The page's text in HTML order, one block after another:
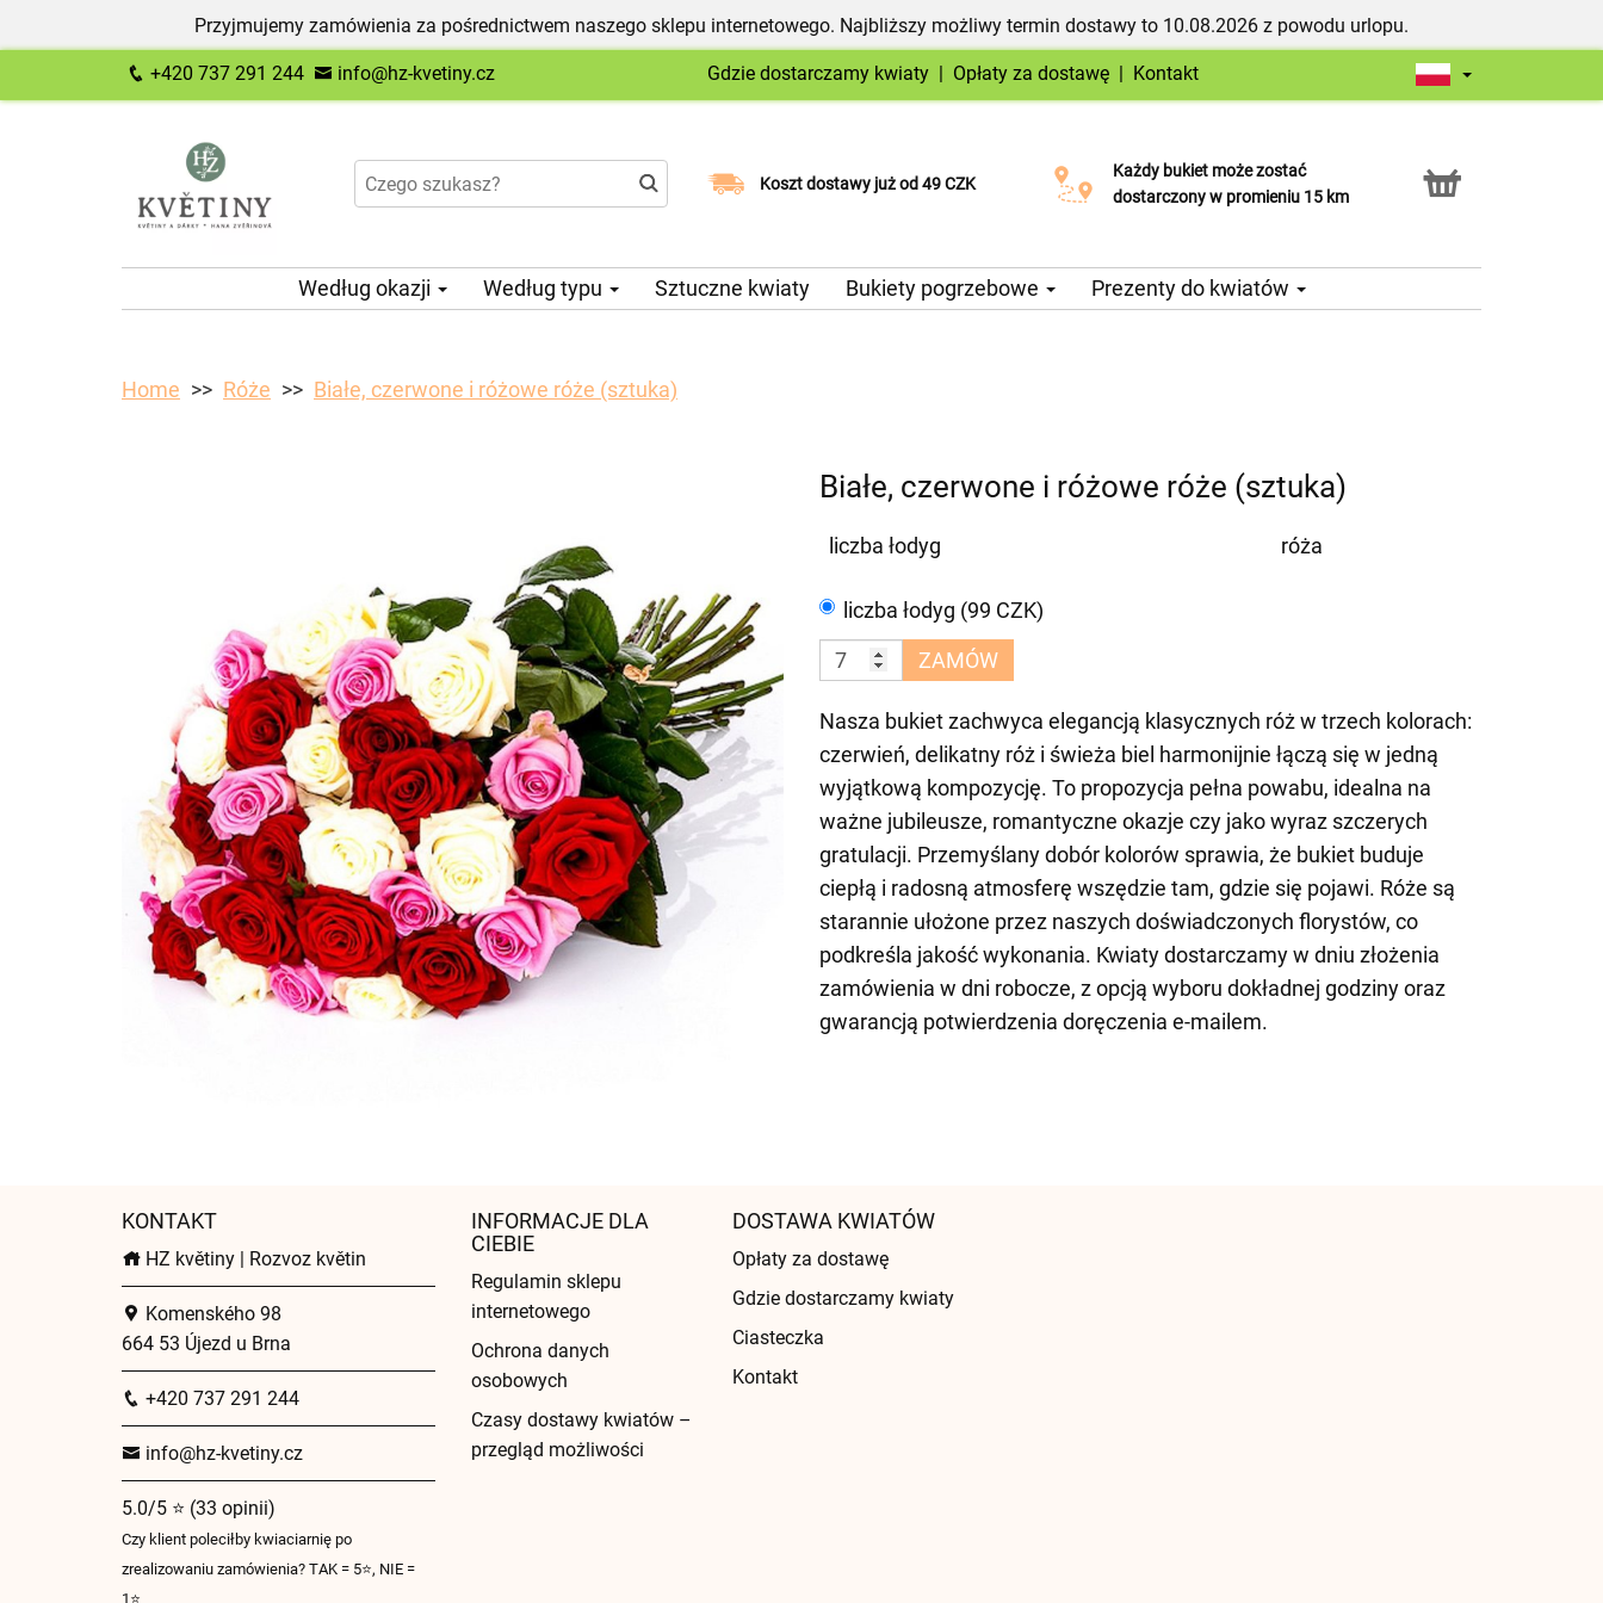
Przyjmujemy zamówienia za pośrednictwem naszego sklepu internetowego. Najbliższy możliwy termin dostawy to 10.08.2026 z powodu urlopu.
+420 737 291 244 info@hz-kvetiny.cz Gdzie dostarczamy kwiaty | Opłaty za dostawę | Kontakt
Koszt dostawy już od 49 CZK
Wybierz datę dostawy
Każdy bukiet może zostać
dostarczony w promieniu 15 km
Usługa Click & Collect
Według okazji Według typu Sztuczne kwiaty Bukiety pogrzebowe Prezenty do kwiatów
Home Róże Białe, czerwone i różowe róże (sztuka)
Białe, czerwone i różowe róże (sztuka)
liczba łodyg róża
liczba łodyg (99 CZK)
ZAMÓW
Nasza bukiet zachwyca elegancją klasycznych róż w trzech kolorach:
czerwień, delikatny róż i świeża biel harmonijnie łączą się w jedną
wyjątkową kompozycję. To propozycja pełna powabu, idealna na
ważne jubileusze, romantyczne okazje czy jako wyraz szczerych
gratulacji. Przemyślany dobór kolorów sprawia, że bukiet buduje
ciepłą i radosną atmosferę wszędzie tam, gdzie się pojawi. Róże są
starannie ułożone przez naszych doświadczonych florystów, co
podkreśla jakość wykonania. Kwiaty dostarczamy w dniu złożenia
zamówienia w dni robocze, z opcją wyboru dokładnej godziny oraz
gwarancją potwierdzenia doręczenia e-mailem.
KONTAKT
HZ květiny | Rozvoz květin
Komenského 98
664 53 Újezd u Brna
+420 737 291 244
info@hz-kvetiny.cz
5.0/5 ⭐ (33 opinii)
Czy klient poleciłby kwiaciarnię po
zrealizowaniu zamówienia? TAK = 5⭐, NIE =
1⭐
INFORMACJE DLA
CIEBIE
Regulamin sklepu
internetowego
Ochrona danych
osobowych
Czasy dostawy kwiatów –
przegląd możliwości
DOSTAWA KWIATÓW
Opłaty za dostawę
Gdzie dostarczamy kwiaty
Ciasteczka
Kontakt